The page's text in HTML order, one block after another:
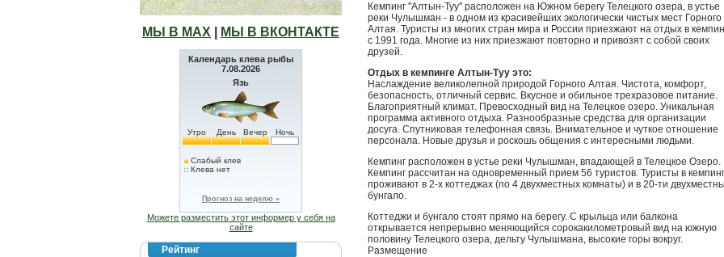
МЫ В МАХ МЫ В ВКОНТАКТЕ
Календарь клева рыбы
7.08.2026
Язь
Утро День Вечер Ночь
Слабый клев
Клева нет
Прогноз на неделю »
Можете разместить этот информер у себя на
сайте
Рейтинг
Кемпинг "Алтын-Туу" расположен на Южном берегу Телецкого озера, в устье
реки Чулышман - в одном из красивейших экологически чистых мест Горного
Алтая. Туристы из многих стран мира и России приезжают на отдых в
с 1991 года. Многие из них приезжают повторно и привозят с собой своих
друзей.
Отдых в кемпинге Алтын-Туу это:
Наслаждение великолепной природой Горного Алтая. Чистота, комфорт,
безопасность, отличный сервис. Вкусное и обильное трехразовое питание.
Благоприятный климат. Превосходный вид на Телецкое озеро. Уникальная
программа активного отдыха. Разнообразные средства для организации
досуга. Спутниковая телефонная связь. Внимательное и чуткое отношение
персонала. Новые друзья и роскошь общения с интересными людьми.
Кемпинг расположен в устье реки Чулышман, впадающей в Телецкое Озеро.
Кемпинг рассчитан на одновременный прием 56 туристов. Туристы в
проживают в 2-х коттеджах (по 4 двухместных комнаты) и в 20-ти
бунгало.
Коттеджи и бунгало стоят прямо на берегу. С крыльца или балкона
открывается непрерывно меняющийся сорокакилометровый вид на южную
половину Телецкого озера, дельту Чулышмана, высокие горы вокруг.
Размещение